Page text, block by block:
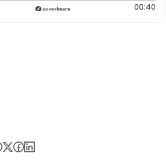
transcurrido: 0 segundos 00:40